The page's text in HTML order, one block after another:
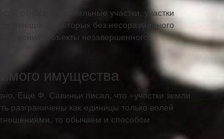
относятся земельные участки, участки
которых без несоразмерного
объекты незавершенного
имущества
Еще Ф. Савиньи писал, что «участки земли
разграничены как единицы только волей
то обычаем и способом